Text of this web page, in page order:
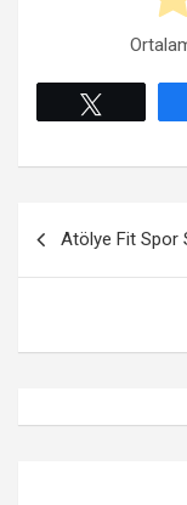
gezinmesi
Atölye Fit Spor